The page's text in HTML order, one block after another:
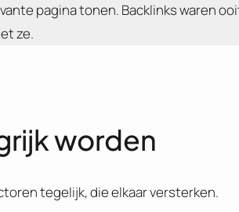
pagina tonen. Backlinks waren
ze.
worden
tegelijk, die elkaar versterken.